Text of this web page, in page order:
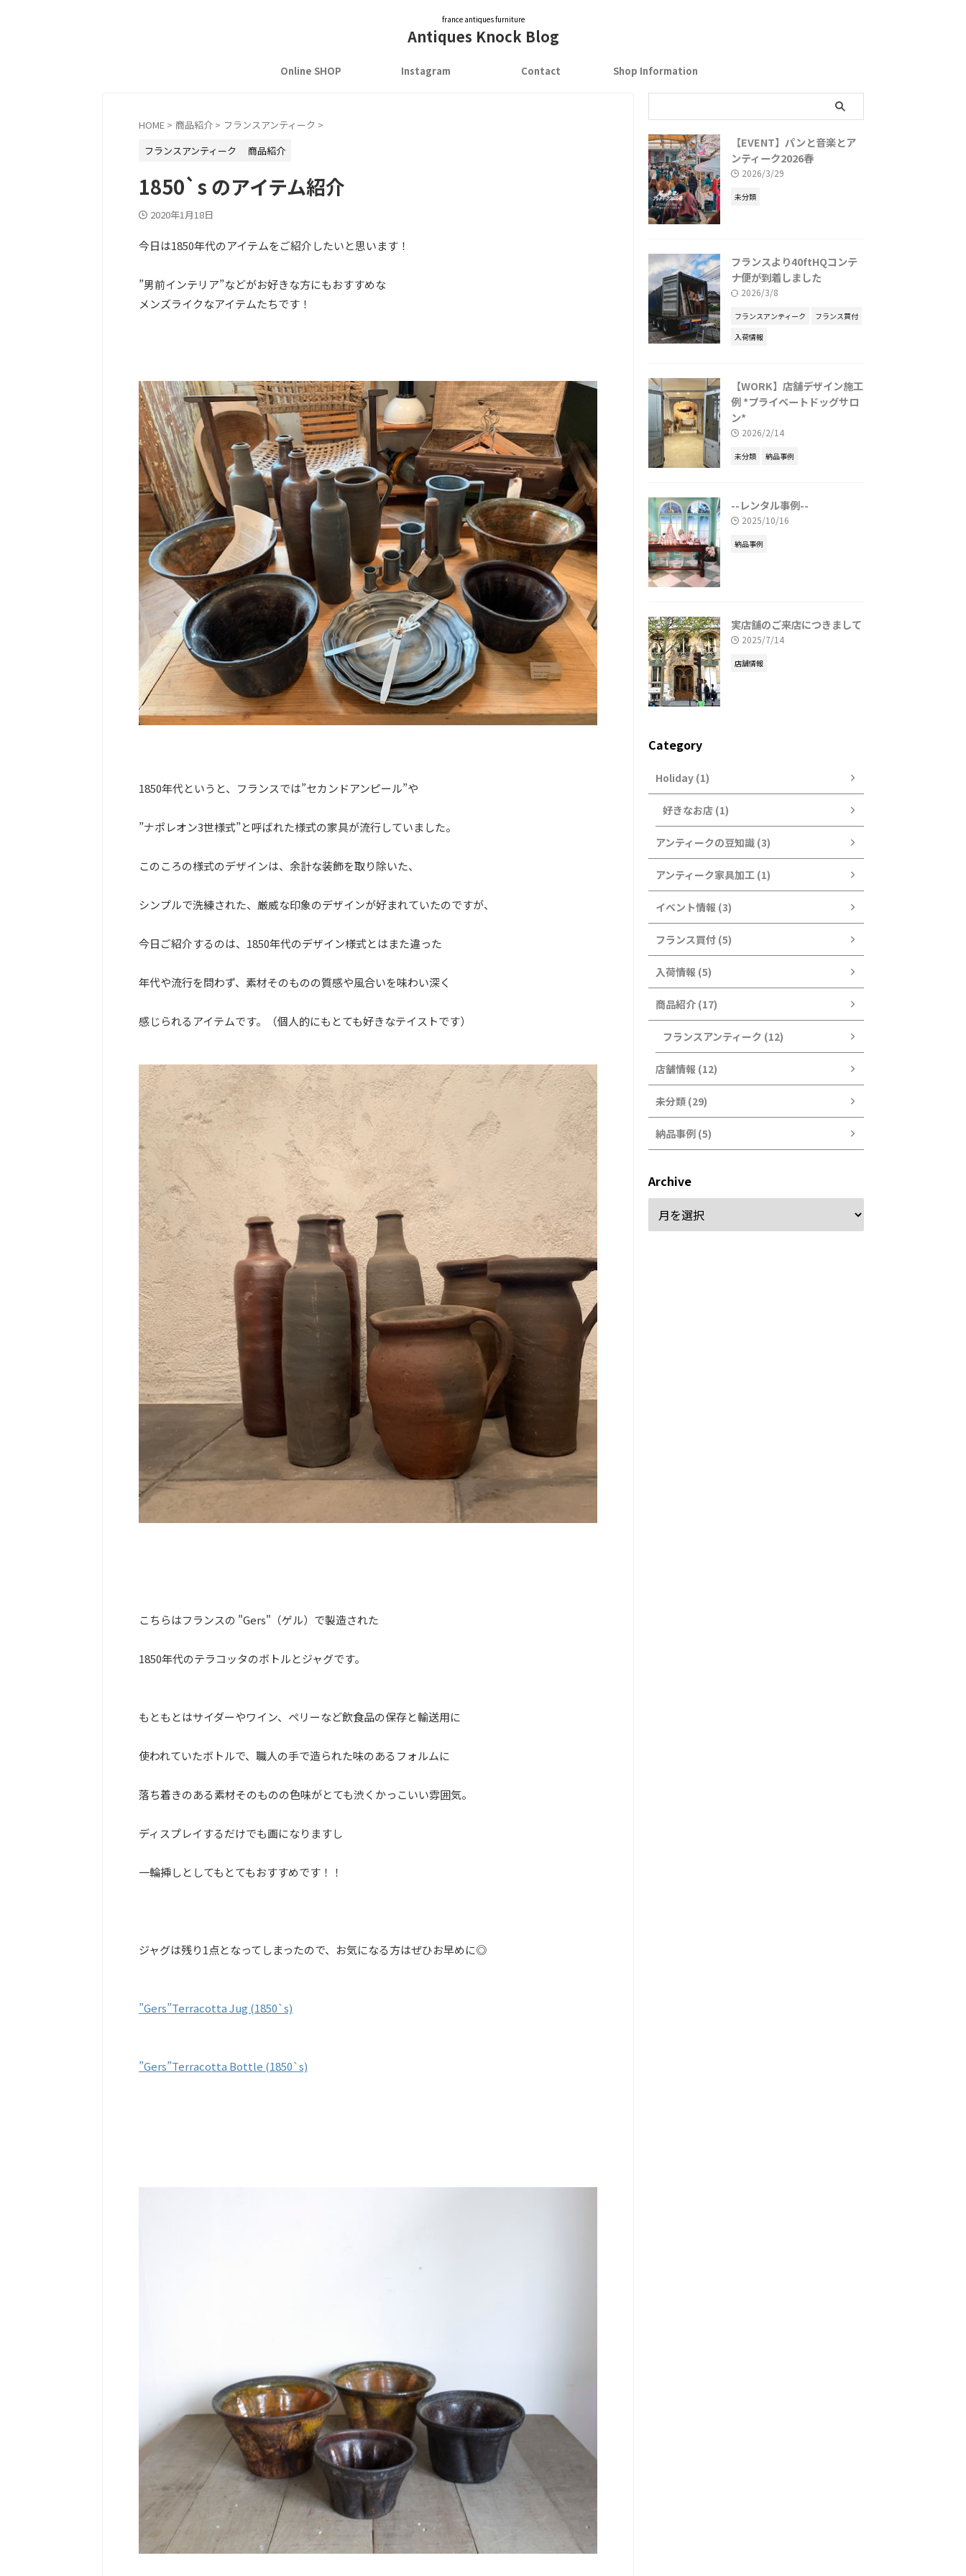
france antiques furniture
Antiques Knock Blog
Online SHOP Instagram Contact Shop Information
HOME > 商品紹介 > フランスアンティーク >
フランスアンティーク
商品紹介
1850`s のアイテム紹介
2020年1月18日
今日は1850年代のアイテムをご紹介したいと思います！
”男前インテリア”などがお好きな方にもおすすめな
メンズライクなアイテムたちです！
1850年代というと、フランスでは”セカンドアンピール”や
”ナポレオン3世様式”と呼ばれた様式の家具が流行していました。
このころの様式のデザインは、余計な装飾を取り除いた、
シンプルで洗練された、厳威な印象のデザインが好まれていたのですが、
今日ご紹介するのは、1850年代のデザイン様式とはまた違った
年代や流行を問わず、素材そのものの質感や風合いを味わい深く
感じられるアイテムです。（個人的にもとても好きなテイストです）
こちらはフランスの "Gers"（ゲル）で製造された
1850年代のテラコッタのボトルとジャグです。
もともとはサイダーやワイン、ペリーなど飲食品の保存と輸送用に
使われていたボトルで、職人の手で造られた味のあるフォルムに
落ち着きのある素材そのものの色味がとても渋くかっこいい雰囲気。
ディスプレイするだけでも画になりますし
一輪挿しとしてもとてもおすすめです！！
ジャグは残り1点となってしまったので、お気になる方はぜひお早めに◎
”Gers”Terracotta Jug (1850`s)
”Gers”Terracotta Bottle (1850`s)
【EVENT】パンと音楽とア
ンティーク2026春
2026/3/29
未分類
フランスより40ftHQコンテ
ナ便が到着しました
2026/3/8
フランスアンティーク
フランス買付
入荷情報
【WORK】店舗デザイン施工
例 *プライベートドッグサロ
ン*
2026/2/14
未分類 納品事例
--レンタル事例--
2025/10/16
納品事例
実店舗のご来店につきまして
2025/7/14
店舗情報
Category
Holiday (1)
好きなお店 (1)
アンティークの豆知識 (3)
アンティーク家具加工 (1)
イベント情報 (3)
フランス買付 (5)
入荷情報 (5)
商品紹介 (17)
フランスアンティーク (12)
店舗情報 (12)
未分類 (29)
納品事例 (5)
Archive